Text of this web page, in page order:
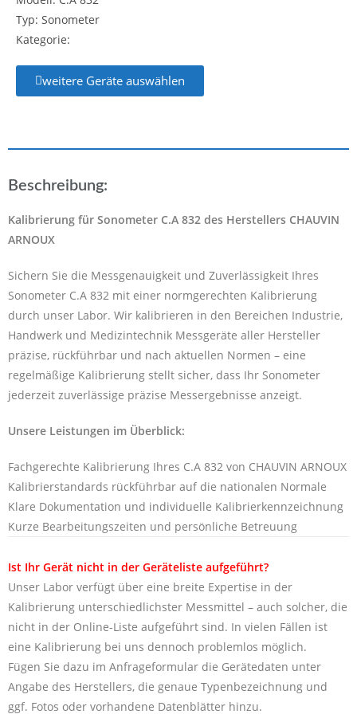
Typ: Sonometer
Kategorie:
weitere Geräte auswählen
Beschreibung:
Kalibrierung für Sonometer C.A 832 des Herstellers CHAUVIN
ARNOUX
Sichern Sie die Messgenauigkeit und Zuverlässigkeit Ihres
Sonometer C.A 832 mit einer normgerechten Kalibrierung
durch unser Labor. Wir kalibrieren in den Bereichen Industrie,
Handwerk und Medizintechnik Messgeräte aller Hersteller
präzise, rückführbar und nach aktuellen Normen – eine
regelmäßige Kalibrierung stellt sicher, dass Ihr Sonometer
jederzeit zuverlässige präzise Messergebnisse anzeigt.
Unsere Leistungen im Überblick:
Fachgerechte Kalibrierung Ihres C.A 832 von CHAUVIN ARNOUX
Kalibrierstandards rückführbar auf die nationalen Normale
Klare Dokumentation und individuelle Kalibrierkennzeichnung
Kurze Bearbeitungszeiten und persönliche Betreuung
Ist Ihr Gerät nicht in der Geräteliste aufgeführt?
Unser Labor verfügt über eine breite Expertise in der
Kalibrierung unterschiedlichster Messmittel – auch solcher, die
nicht in der Online-Liste aufgeführt sind. In vielen Fällen ist
eine Kalibrierung bei uns dennoch problemlos möglich.
Fügen Sie dazu im Anfrageformular die Gerätedaten unter
Angabe des Herstellers, die genaue Typenbezeichnung und
ggf. Fotos oder vorhandene Datenblätter hinzu.